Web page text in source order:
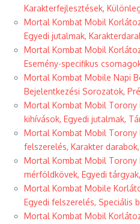
Karakterfejlesztések,
Mortal Kombat Mobil
Egyedi jutalmak,
Mortal Kombat Mobil
Esemény-specifikus
Mortal Kombat Mobile Napi
Bejelentkezési Sorozatok,
Mortal Kombat Mobil Torony
kihívások, Egyedi jutalmak,
Mortal Kombat Mobil Torony
felszerelés, Karakter
Mortal Kombat Mobil Torony
mérföldkövek, Egyedi
Mortal Kombat Mobile
Egyedi felszerelés, Speciális
Mortal Kombat Mobil